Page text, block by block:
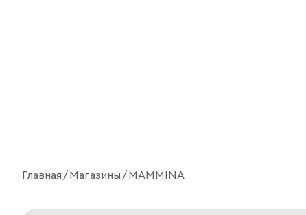
Главная Магазины MAMMINA